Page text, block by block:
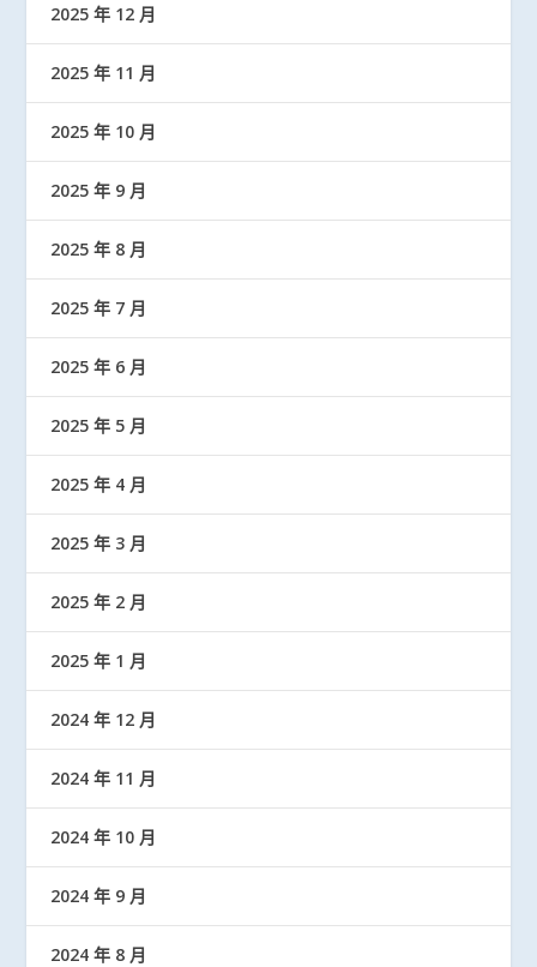
2025 年 12 月
2025 年 11 月
2025 年 10 月
2025 年 9 月
2025 年 8 月
2025 年 7 月
2025 年 6 月
2025 年 5 月
2025 年 4 月
2025 年 3 月
2025 年 2 月
2025 年 1 月
2024 年 12 月
2024 年 11 月
2024 年 10 月
2024 年 9 月
2024 年 8 月